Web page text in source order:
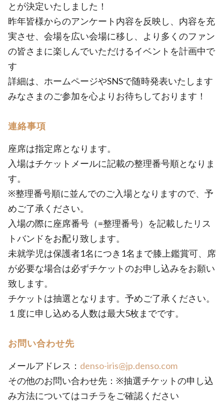
とが決定いたしました！
昨年皆様からのアンケート内容を反映し、内容を充
実させ、会場を広い会場に移し、より多くのファン
の皆さまに楽しんでいただけるイベントを計画中で
す
詳細は、ホームページやSNSで随時発表いたします
みなさまのご参加を心よりお待ちしております！
連絡事項
座席は指定席となります。
入場はチケットメールに記載の整理番号順となりま
す。
※整理番号順に並んでのご入場となりますので、予
めご了承ください。
入場の際に座席番号（=整理番号）を記載したリス
トバンドをお配り致します。
未就学児は保護者1名につき1名まで膝上鑑賞可、席
が必要な場合は必ずチケットのお申し込みをお願い
致します。
チケットは抽選となります。予めご了承ください。
１度に申し込める人数は最大5枚までです。
お問い合わせ先
メールアドレス： denso-iris@jp.denso.com
その他のお問い合わせ先：※抽選チケットの申し込
み方法についてはコチラをご確認ください